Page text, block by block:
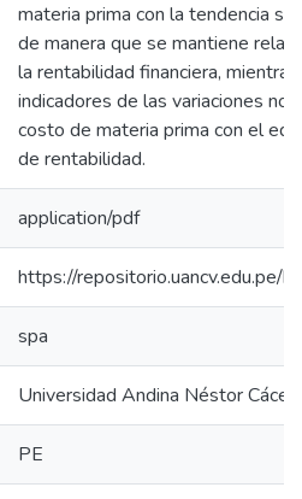
materia prima con la tendencia
de manera que se mantiene
la rentabilidad financiera,
indicadores de las variaciones no
costo de materia prima con el
de rentabilidad.
application/pdf
https://repositorio.uancv.edu.pe/
spa
Universidad Andina Néstor
PE